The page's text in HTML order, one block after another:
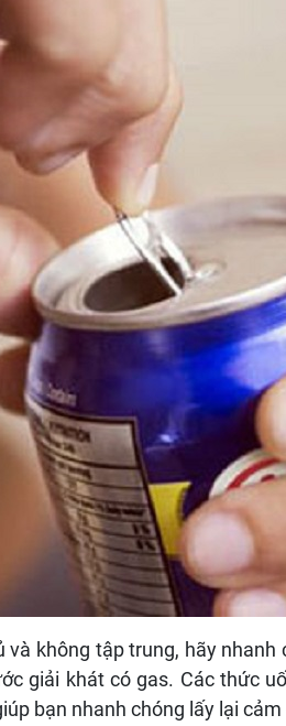
và không tập trung, hãy
giải khát có gas. Các thức
bạn nhanh chóng lấy lại